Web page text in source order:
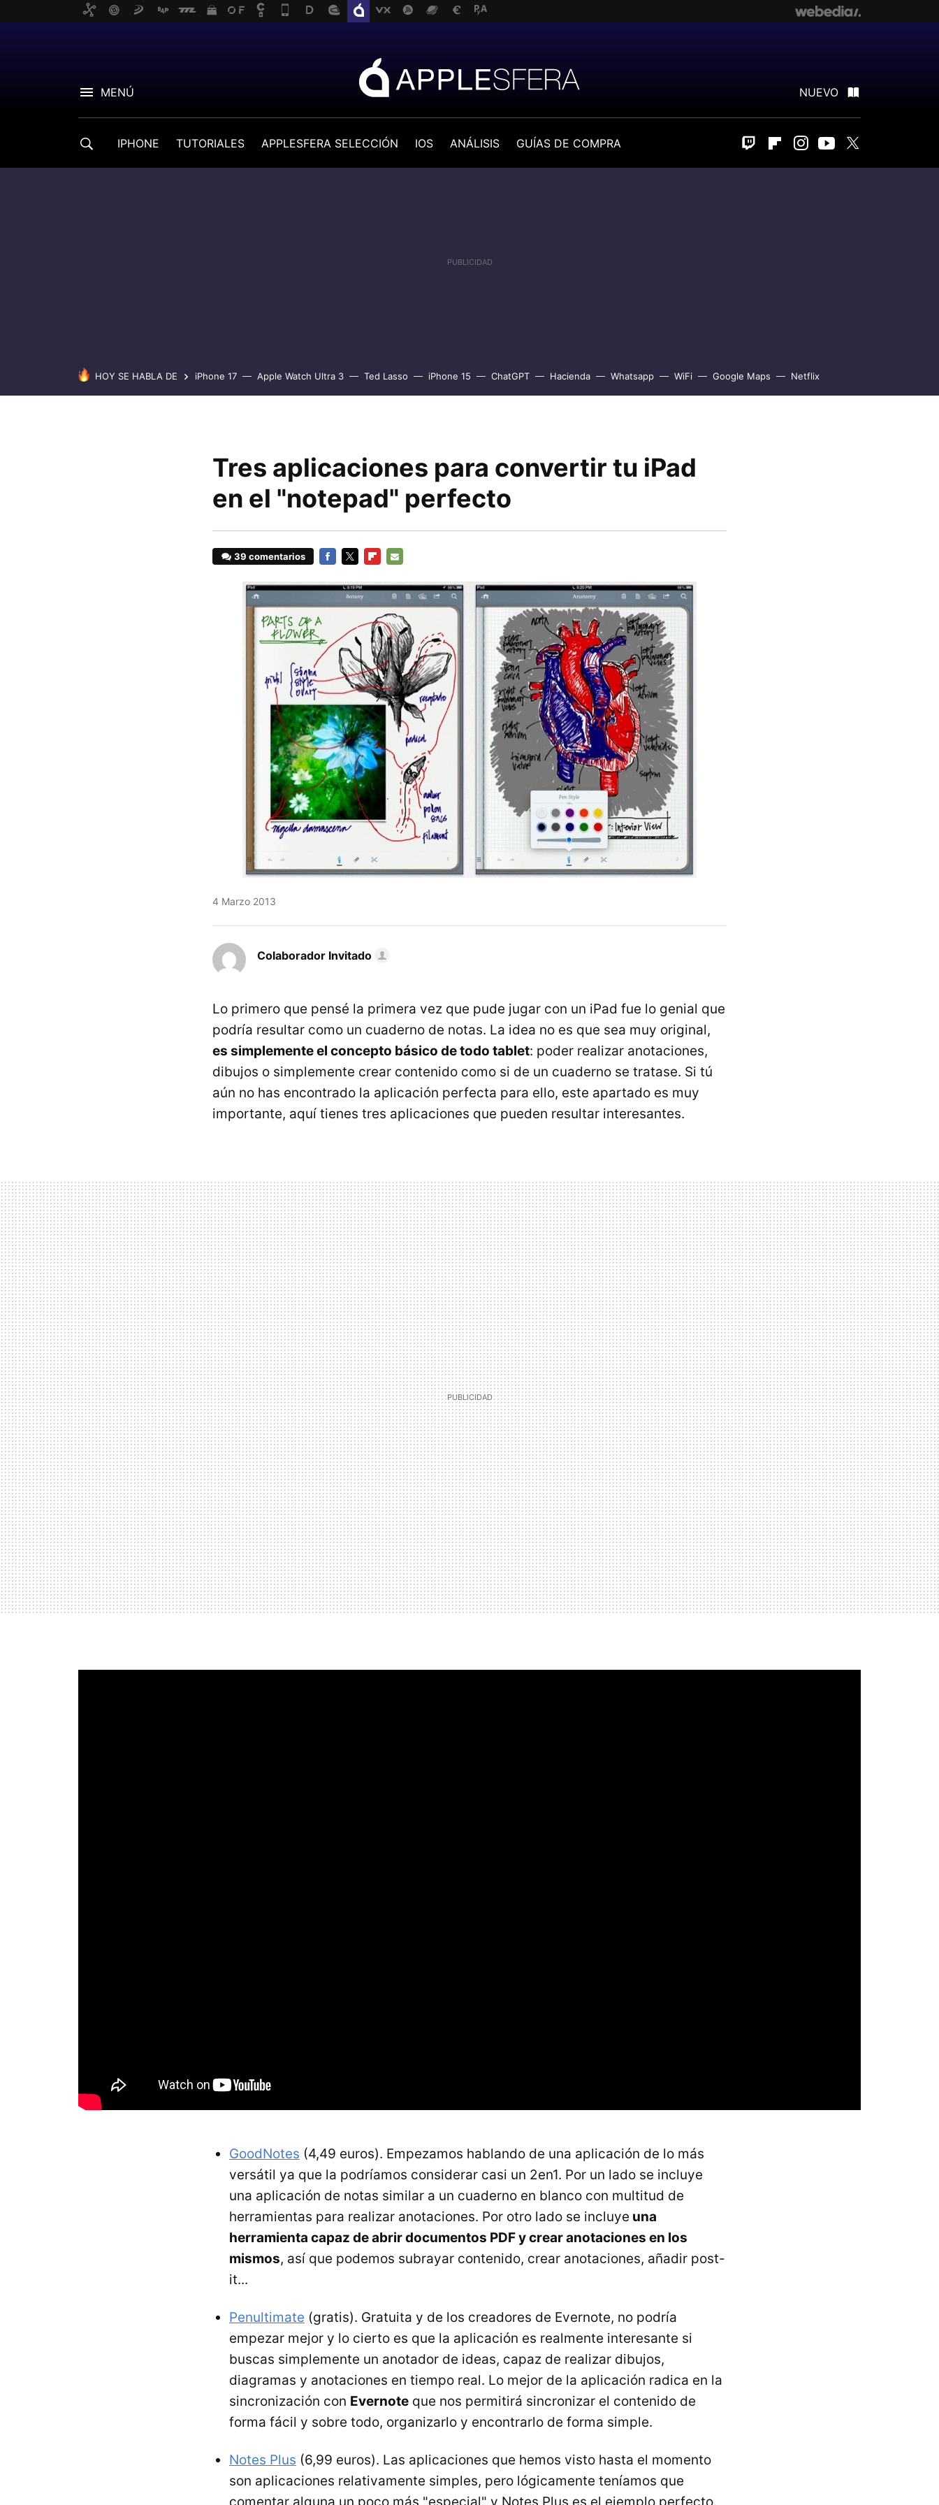
MENÚ NUEVO
IPHONE TUTORIALES APPLESFERA SELECCIÓN IOS ANÁLISIS GUÍAS DE COMPRA Twitch FlipboardInstagram
Youtube
HOY SE HABLA DE iPhone 17 Apple Watch Ultra 3 Ted Lasso iPhone 15 ChatGPT Hacienda Whatsapp WiFi Google Maps Netflix
Tres aplicaciones para convertir tu iPad
en el "notepad" perfecto
39 comentarios
MAIL
4 Marzo 2013
Colaborador Invitado
Lo primero que pensé la primera vez que pude jugar con un iPad fue lo genial que
podría resultar como un cuaderno de notas. La idea no es que sea muy original,
es simplemente el concepto básico de todo tablet: poder realizar anotaciones,
dibujos o simplemente crear contenido como si de un cuaderno se tratase. Si tú
aún no has encontrado la aplicación perfecta para ello, este apartado es muy
importante, aquí tienes tres aplicaciones que pueden resultar interesantes.
GoodNotes (4,49 euros). Empezamos hablando de una aplicación de lo más
versátil ya que la podríamos considerar casi un 2en1. Por un lado se incluye
una aplicación de notas similar a un cuaderno en blanco con multitud de
herramientas para realizar anotaciones. Por otro lado se incluye una
herramienta capaz de abrir documentos PDF y crear anotaciones en los
mismos, así que podemos subrayar contenido, crear anotaciones, añadir post-
it...
Penultimate (gratis). Gratuita y de los creadores de Evernote, no podría
empezar mejor y lo cierto es que la aplicación es realmente interesante si
buscas simplemente un anotador de ideas, capaz de realizar dibujos,
diagramas y anotaciones en tiempo real. Lo mejor de la aplicación radica en la
sincronización con Evernote que nos permitirá sincronizar el contenido de
forma fácil y sobre todo, organizarlo y encontrarlo de forma simple.
Notes Plus (6,99 euros). Las aplicaciones que hemos visto hasta el momento
son aplicaciones relativamente simples, pero lógicamente teníamos que